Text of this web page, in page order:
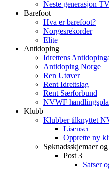
Neste generasjon TV
Barefoot
Hva er barefoot?
Norgesrekorder
Elite
Antidoping
Idrettens
Antidoping Norge
Ren Utøver
Rent Idrettslag
Rent Særforbund
NVWF
Klubb
Klubber tilknyttet
Lisenser
Opprette ny
Søknadsskjemaer
Post 3
Satser